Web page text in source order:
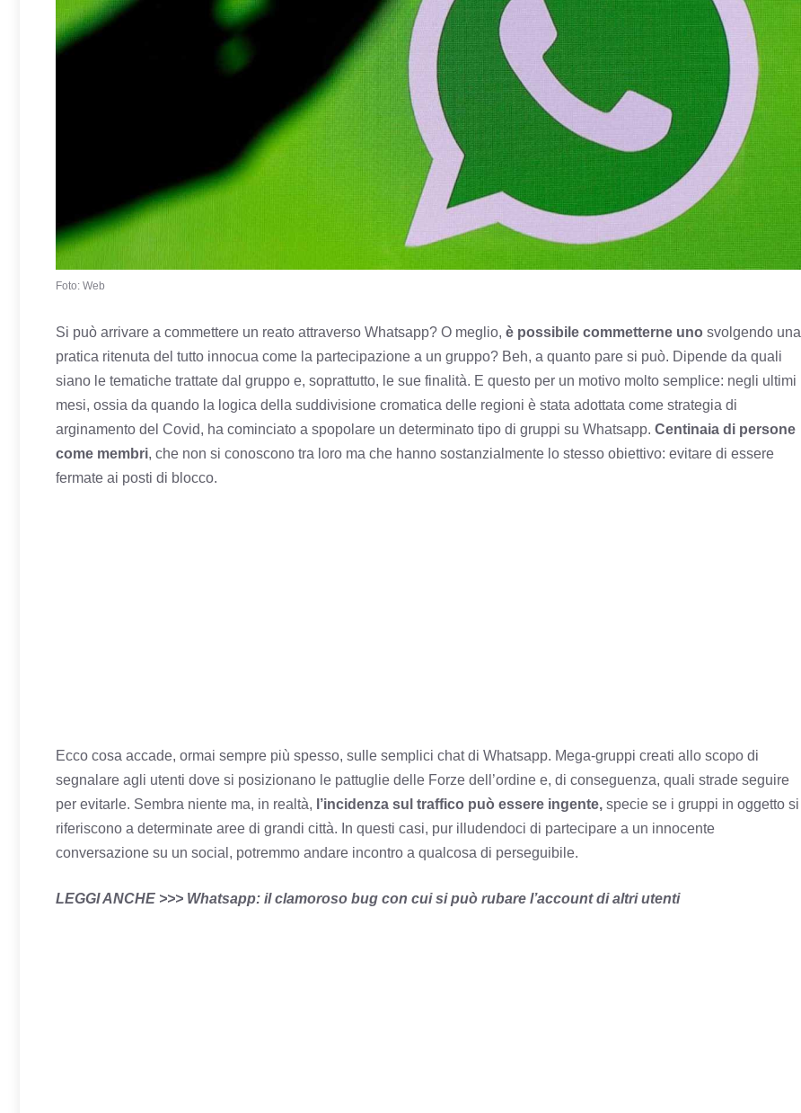
Foto: Web
Si può arrivare a commettere un reato attraverso Whatsapp? O meglio, è possibile commetterne uno svolgendo una
pratica ritenuta del tutto innocua come la partecipazione a un gruppo? Beh, a quanto pare si può. Dipende da quali
siano le tematiche trattate dal gruppo e, soprattutto, le sue finalità. E questo per un motivo molto semplice: negli ultimi
mesi, ossia da quando la logica della suddivisione cromatica delle regioni è stata adottata come strategia di
arginamento del Covid, ha cominciato a spopolare un determinato tipo di gruppi su Whatsapp. Centinaia di persone
come membri, che non si conoscono tra loro ma che hanno sostanzialmente lo stesso obiettivo: evitare di essere
fermate ai posti di blocco.
Ecco cosa accade, ormai sempre più spesso, sulle semplici chat di Whatsapp. Mega-gruppi creati allo scopo di
segnalare agli utenti dove si posizionano le pattuglie delle Forze dell’ordine e, di conseguenza, quali strade seguire
per evitarle. Sembra niente ma, in realtà, l’incidenza sul traffico può essere ingente, specie se i gruppi in oggetto si
riferiscono a determinate aree di grandi città. In questi casi, pur illudendoci di partecipare a un innocente
conversazione su un social, potremmo andare incontro a qualcosa di perseguibile.
LEGGI ANCHE >>> Whatsapp: il clamoroso bug con cui si può rubare l’account di altri utenti